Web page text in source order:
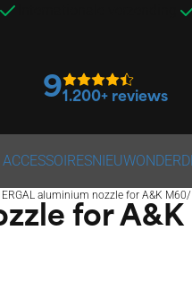
91.200+ reviews
NIEUW
ERGAL aluminium nozzle for A&K
for